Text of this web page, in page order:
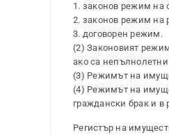
1. законов режим на
2. законов режим на
3. договорен режим.
(2) Законовият
ако са
(3) Режимът на
(4) Режимът на
граждански брак и в
Регистър на